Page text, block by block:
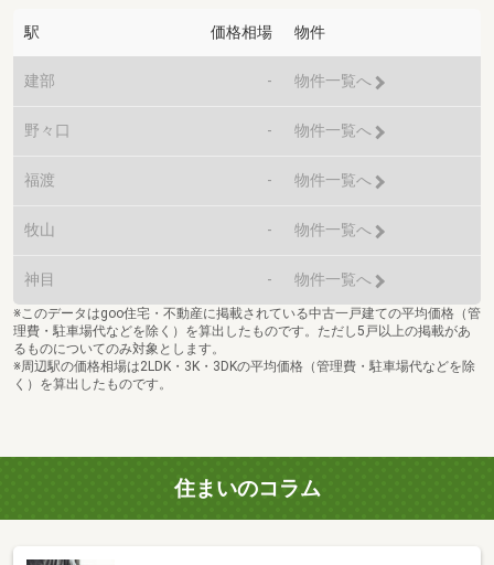
駅 価格相場 物件
建部 - 物件一覧へ
野々口 - 物件一覧へ
福渡 - 物件一覧へ
牧山 - 物件一覧へ
神目 - 物件一覧へ
※このデータはgoo住宅・不動産に掲載されている中古一戸建ての平均価格（管
理費・駐車場代などを除く）を算出したものです。ただし5戸以上の掲載があ
るものについてのみ対象とします。
※周辺駅の価格相場は2LDK・3K・3DKの平均価格（管理費・駐車場代などを除
く）を算出したものです。
住まいのコラム